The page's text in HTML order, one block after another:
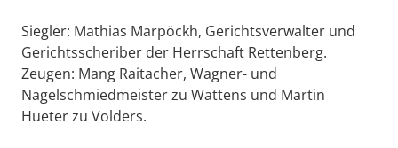
Siegler: Mathias Marpöckh, Gerichtsverwalter und
Gerichtsscheriber der Herrschaft Rettenberg.
Zeugen: Mang Raitacher, Wagner- und
Nagelschmiedmeister zu Wattens und Martin
Hueter zu Volders.